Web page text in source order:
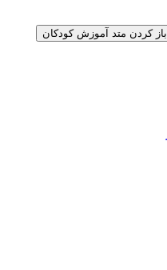
باز کردن متد آموزش کودکان